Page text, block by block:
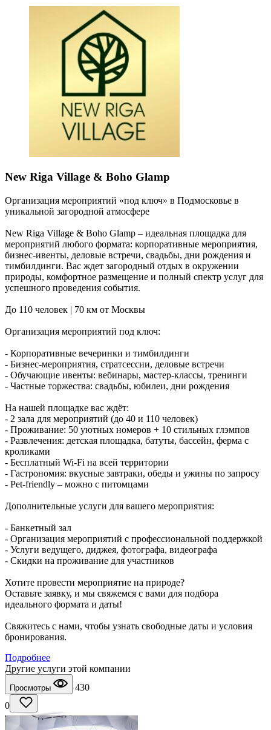
New Riga Village & Boho Glamp
Организация мероприятий «под ключ» в Подмосковье в
уникальной загородной атмосфере
New Riga Village & Boho Glamp – идеальная площадка для
мероприятий любого формата: корпоративные мероприятия,
бизнес-ивенты, деловые встречи, свадьбы, дни рождения и
тимбилдинги. Вас ждет загородный отдых в окружении
природы, комфортное размещение и полный спектр услуг для
успешного проведения события.
До 110 человек | 70 км от Москвы
Организация мероприятий под ключ:
- Корпоративные вечеринки и тимбилдинги
- Бизнес-мероприятия, стратсессии, деловые встречи
- Обучающие ивенты: вебинары, мастер-классы, тренинги
- Частные торжества: свадьбы, юбилеи, дни рождения
На нашей площадке вас ждёт:
- 2 зала для мероприятий (до 40 и 110 человек)
- Проживание: 50 уютных номеров + 10 стильных глэмпов
- Развлечения: детская площадка, батуты, бассейн, ферма с
кроликами
- Бесплатный Wi-Fi на всей территории
- Гастрономия: вкусные завтраки, обеды и ужины по запросу
- Pet-friendly – можно с питомцами
Дополнительные услуги для вашего мероприятия:
- Банкетный зал
- Организация мероприятий с профессиональной поддержкой
- Услуги ведущего, диджея, фотографа, видеографа
- Скидки на проживание для участников
Хотите провести мероприятие на природе?
Оставьте заявку, и мы свяжемся с вами для подбора
идеального формата и даты!
Свяжитесь с нами, чтобы узнать свободные даты и условия
бронирования.
Подробнее
Другие услуги этой компании
Просмотры
430
0